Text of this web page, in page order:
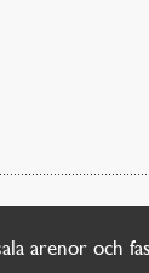
arenor och